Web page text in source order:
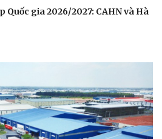
Quốc gia 2026/2027: CAHN và Hà